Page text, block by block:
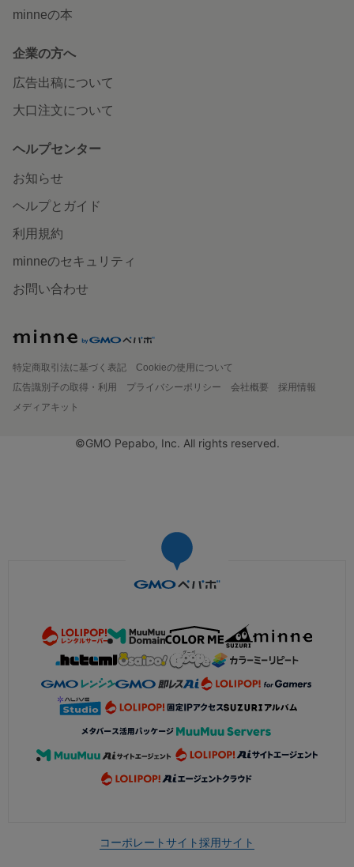
minneの本
企業の方へ
広告出稿について
大口注文について
ヘルプセンター
お知らせ
ヘルプとガイド
利用規約
minneのセキュリティ
お問い合わせ
特定商取引法に基づく表記
Cookieの使用について
広告識別子の取得・利用
プライバシーポリシー 会社概要
採用情報
メディアキット
©GMO Pepabo, Inc. All rights reserved.
コーポレートサイト採用サイト